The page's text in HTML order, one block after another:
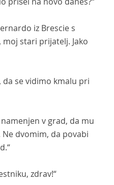
iz Brescie s
stari prijatelj. Jako
da se vidimo kmalu pri
v grad, da mu
dvomim, da povabi
zdrav!“